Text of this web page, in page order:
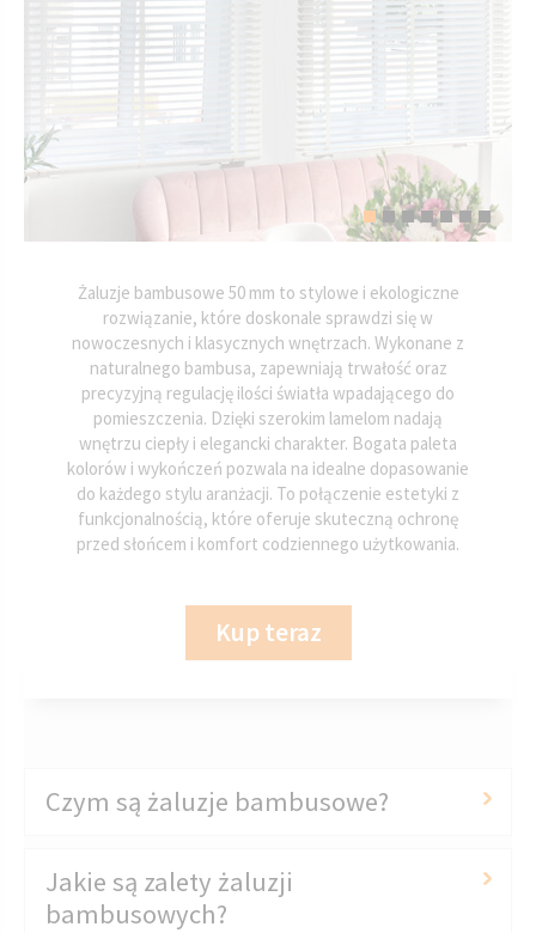
Żaluzje bambusowe 50 mm to stylowe i ekologiczne
rozwiązanie, które doskonale sprawdzi się w
nowoczesnych i klasycznych wnętrzach. Wykonane z
naturalnego bambusa, zapewniają trwałość oraz
precyzyjną regulację ilości światła wpadającego do
pomieszczenia. Dzięki szerokim lamelom nadają
wnętrzu ciepły i elegancki charakter. Bogata paleta
kolorów i wykończeń pozwala na idealne dopasowanie
do każdego stylu aranżacji. To połączenie estetyki z
funkcjonalnością, które oferuje skuteczną ochronę
przed słońcem i komfort codziennego użytkowania.
Kup teraz
Czym są żaluzje bambusowe?
Jakie są zalety żaluzji
bambusowych?